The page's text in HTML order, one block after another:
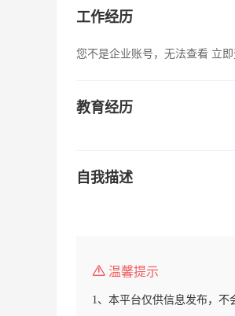
工作经历
您不是企业账号，无法查看 立
教育经历
自我描述
温馨提示
1、本平台仅供信息发布，不